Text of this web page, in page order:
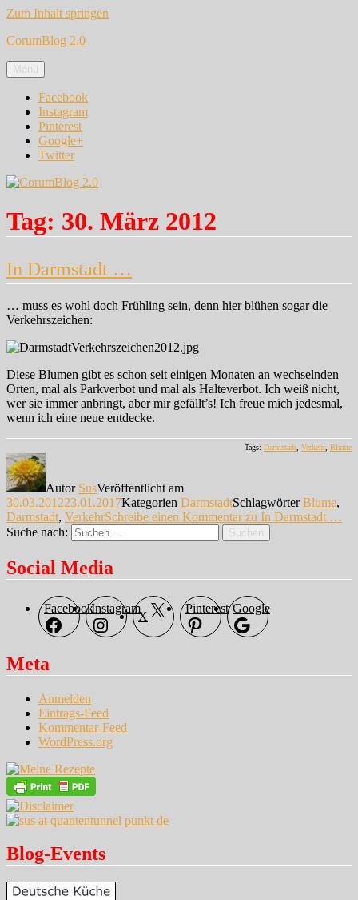
Zum Inhalt springen
CorumBlog 2.0
Menü
Facebook
Instagram
Pinterest
Google+
Twitter
Tag: 30. März 2012
In Darmstadt …
… muss es wohl doch Frühling sein, denn hier blühen sogar die
Verkehrszeichen:
Diese Blumen gibt es schon seit einigen Monaten an wechselnden
Orten, mal als Parkverbot und mal als Halteverbot. Ich weiß nicht,
wer sie immer anbringt, aber mir gefällt’s! Ich freue mich jedesmal,
wenn ich eine neue entdecke.
Tags: Darmstadt Verkehr, Blume
Autor SusVeröffentlicht am
30.03.201223.01.2017Kategorien DarmstadtSchlagwörterBlume,
Darmstadt, VerkehrSchreibe einen Kommentarzu In Darmstadt …
Suche nach:
Suchen
Social Media
FacebookInstagram
X
Pinterest Google
Meta
Anmelden
Eintrags-Feed
Kommentar-Feed
WordPress.org
Blog-Events